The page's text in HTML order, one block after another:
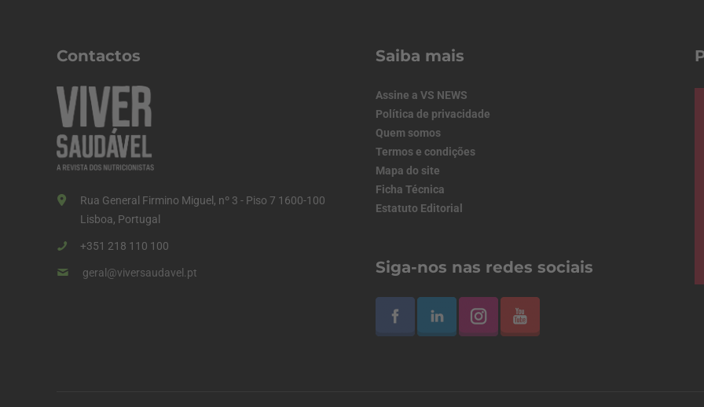
Contactos
Rua General Firmino Miguel, nº 3 - Piso 7 1600-100
Lisboa, Portugal
+351 218 110 100
geral@viversaudavel.pt
Saiba mais
Assine a VS NEWS
Política de privacidade
Quem somos
Termos e condições
Mapa do site
Ficha Técnica
Estatuto Editorial
Siga-nos nas redes sociais